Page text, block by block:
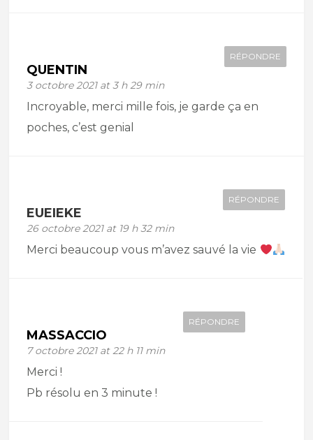
QUENTIN
3 octobre 2021 at 3 h 29 min
RÉPONDRE
Incroyable, merci mille fois, je garde ça en
poches, c’est genial
EUEIEKE
26 octobre 2021 at 19 h 32 min
RÉPONDRE
Merci beaucoup vous m’avez sauvé la vie
MASSACCIO
7 octobre 2021 at 22 h 11 min
RÉPONDRE
Merci !
Pb résolu en 3 minute !